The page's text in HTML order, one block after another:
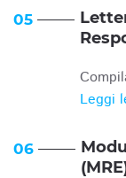
05
Leggi
06